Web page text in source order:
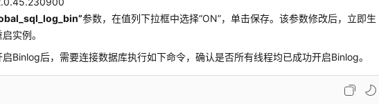
参数，在值列下拉框中选择“ON”，单击保存。该参数修改后，立即生
实例。
Binlog后，需要连接数据库执行如下命令，确认是否所有线程均已成功开启Binlog。